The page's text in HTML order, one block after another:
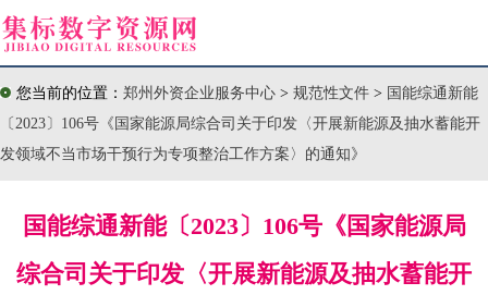
您当前的位置： 郑州外资企业服务中心 > 规范性文件 > 国能综通新能
〔2023〕106号《国家能源局综合司关于印发〈开展新能源及抽水蓄能开
发领域不当市场干预行为专项整治工作方案〉的通知》
国能综通新能〔2023〕106号《国家能源局
综合司关于印发〈开展新能源及抽水蓄能开